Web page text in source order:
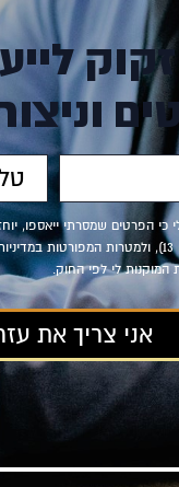
כי הפרטים שמסרתי ייאספו,
הפרטיות, התשמ״א–1981 (כולל תיקון 13),
המוקנות לי לפי החוק.